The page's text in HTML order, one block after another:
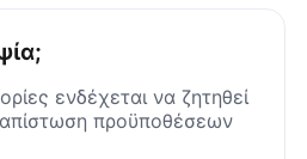
ενδέχεται να ζητηθεί
προϋποθέσεων